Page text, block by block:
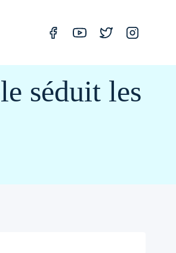
séduit les